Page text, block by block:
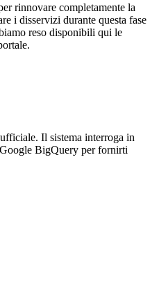
rinnovare completamente la
i disservizi durante questa fase
reso disponibili qui le
Il sistema interroga in
BigQuery per fornirti